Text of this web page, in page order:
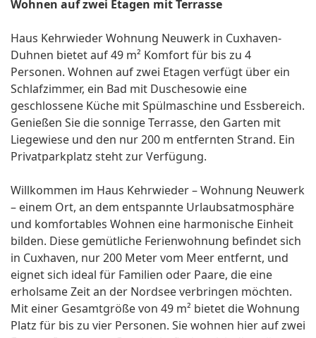
Wohnen auf zwei Etagen mit Terrasse
Haus Kehrwieder Wohnung Neuwerk in Cuxhaven-
Duhnen bietet auf 49 m² Komfort für bis zu 4
Personen. Wohnen auf zwei Etagen verfügt über ein
Schlafzimmer, ein Bad mit Duschesowie eine
geschlossene Küche mit Spülmaschine und Essbereich.
Genießen Sie die sonnige Terrasse, den Garten mit
Liegewiese und den nur 200 m entfernten Strand. Ein
Privatparkplatz steht zur Verfügung.
Willkommen im Haus Kehrwieder – Wohnung Neuwerk
– einem Ort, an dem entspannte Urlaubsatmosphäre
und komfortables Wohnen eine harmonische Einheit
bilden. Diese gemütliche Ferienwohnung befindet sich
in Cuxhaven, nur 200 Meter vom Meer entfernt, und
eignet sich ideal für Familien oder Paare, die eine
erholsame Zeit an der Nordsee verbringen möchten.
Mit einer Gesamtgröße von 49 m² bietet die Wohnung
Platz für bis zu vier Personen. Sie wohnen hier auf zwei